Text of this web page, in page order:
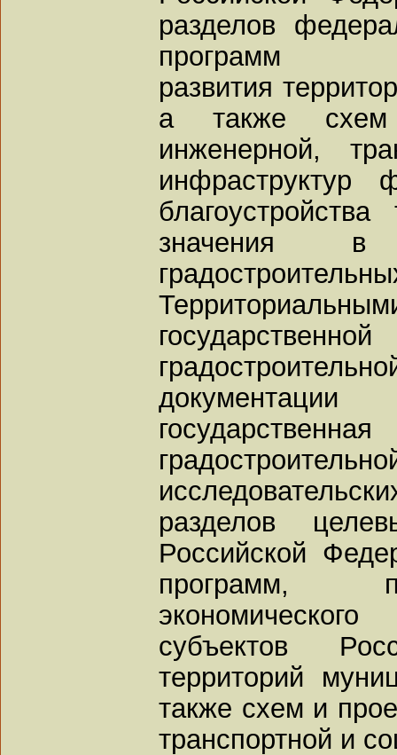
разделов
программ
развития
а также схем
инженерной,
инфраструктур
значения в
разделов
Российской
программ,
субъектов
территорий
также схем и
транспортной и